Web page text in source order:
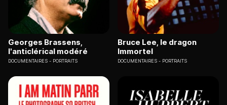
Georges Brassens,
l'anticlérical modéré
DOCUMENTAIRES PORTRAITS
Bruce Lee, le dragon
Immortel
DOCUMENTAIRES PORTRAITS